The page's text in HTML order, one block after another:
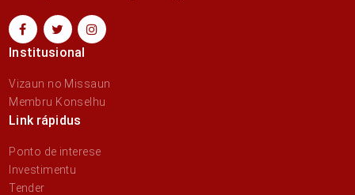
Institusional
Vizaun no Missaun
Membru Konselhu
Link rápidus
Ponto de interese
Investimentu
Tender